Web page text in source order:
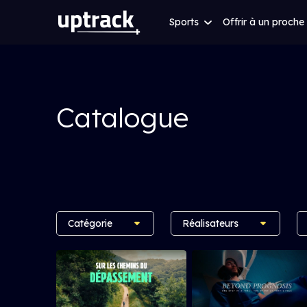
Sports Offrir à un proche
Catalogue
Catégorie Réalisateurs